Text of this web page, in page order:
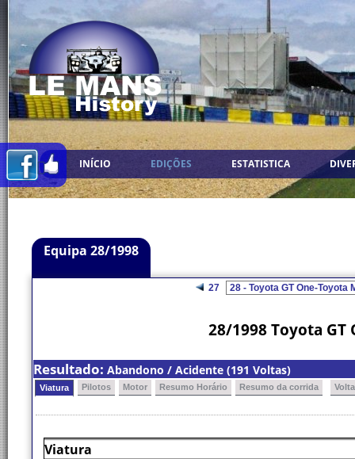
INÍCIO EDIÇÕES ESTATISTICA
Equipa 28/1998
27
28/1998 Toyota
Resultado: Abandono / Acidente (191 Voltas)
Viatura Pilotos Motor Resumo Horário Resumo da corrida
Viatura